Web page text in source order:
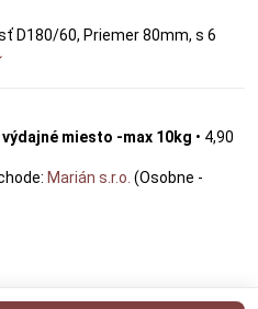
D180/60, Priemer 80mm, s 6
výdajné miesto -max 10kg • 4,90
Marián s.r.o. (Osobne -